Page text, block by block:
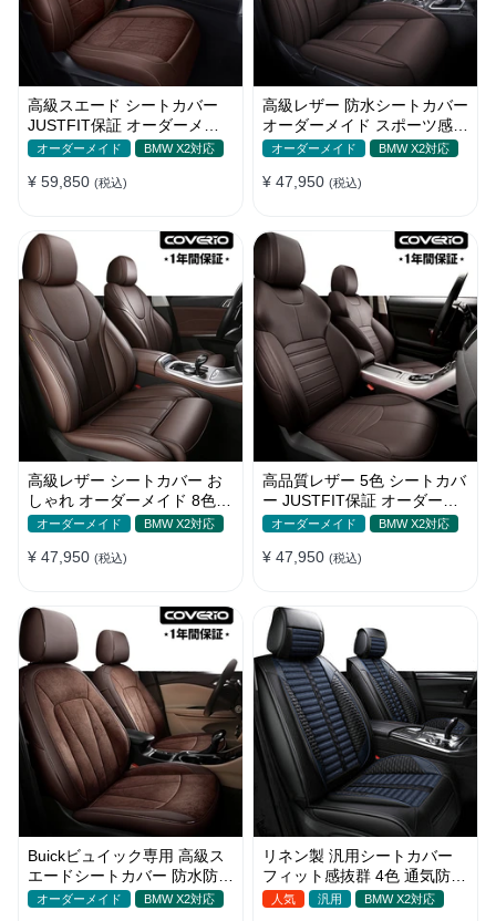
高級スエード シートカバー
JUSTFIT保証 オーダーメイ
ド 6色 防汚防水 オシャレ 全
オーダーメイド BMW X2対応
¥ 59,850 (税込)
高級レザー 防水シートカバー
オーダーメイド スポーツ感
通気性 耐久性 3色 全席セッ
オーダーメイド BMW X2対応
¥ 47,950 (税込)
高級レザー シートカバー お
しゃれ オーダーメイド 8色
通気防水 耐摩耗性 全席セッ
オーダーメイド BMW X2対応
¥ 47,950 (税込)
高品質レザー 5色 シートカバ
ー JUSTFIT保証 オーダーメ
イド 防汚防水 優れた耐久性
オーダーメイド BMW X2対応
¥ 47,950 (税込)
Buickビュイック専用 高級ス
エードシートカバー 防水防汚
手触り抜群 4色 オーダーメイ
オーダーメイド BMW X2対応
リネン製 汎用シートカバー
フィット感抜群 4色 通気防水
耐摩耗性 軽/普自動車 SUV
人気 汎用 BMW X2対応